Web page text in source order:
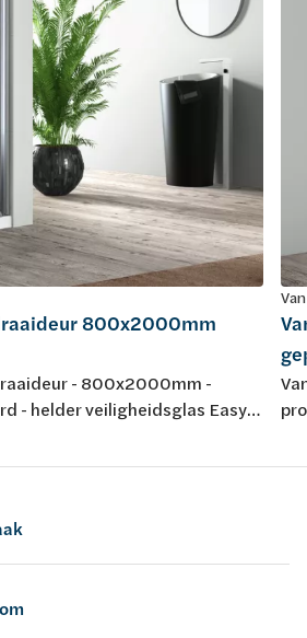
800x2000mm
- 800x2000mm -
- helder veiligheidsglas Easy
90° - magneetsluiting -